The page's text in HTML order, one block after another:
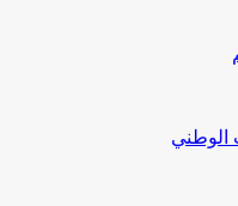
الوطني